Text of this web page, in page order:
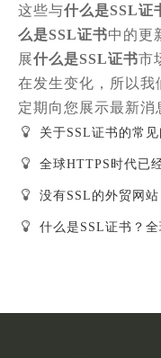
这些与什么是SSL证
么是SSL证书中的更
展什么是SSL证书市
在发生变化，所以我
定期向您展示最新消
关于SSL证书的常见
全球HTTPS时代已
没有SSL的外贸网站
什么是SSL证书？